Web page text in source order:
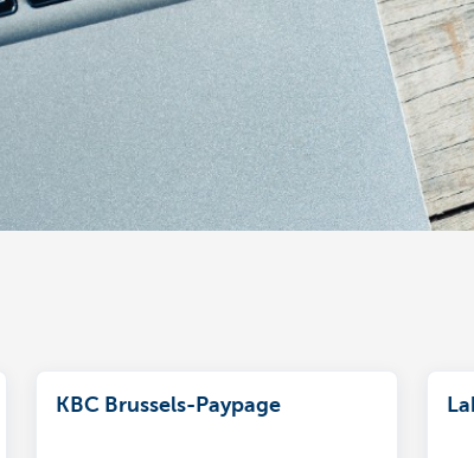
KBC Brussels-Paypage